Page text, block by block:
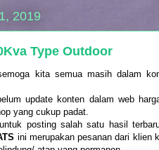
2019
Type Outdoor
kita semua masih dalam
update konten dalam web
yang cukup padat.
posting salah satu hasil
ini merupakan pesanan dari klien